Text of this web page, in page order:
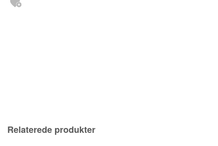
Relaterede produkter